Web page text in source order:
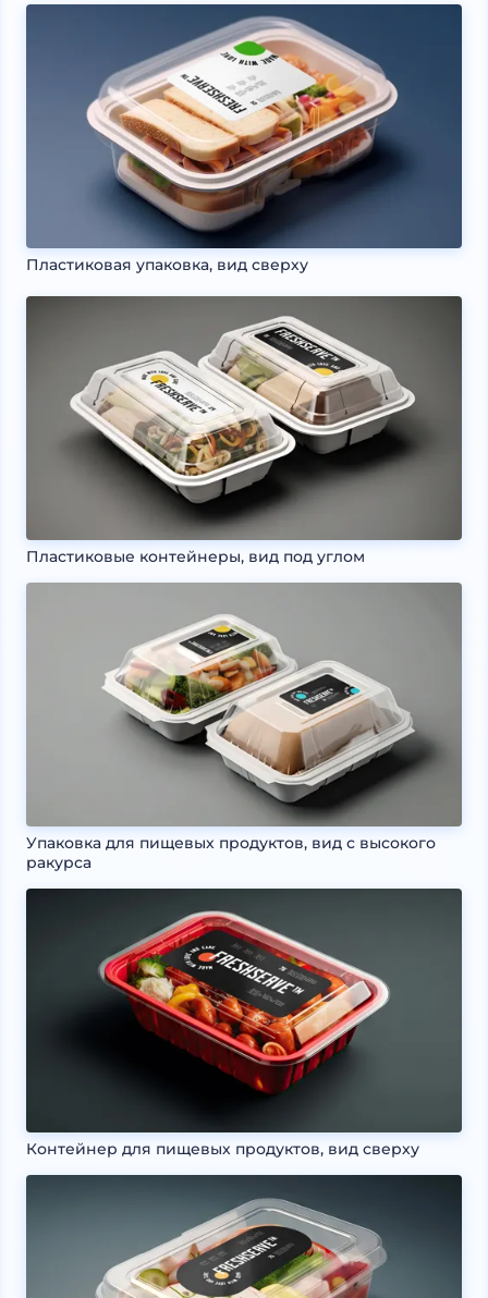
Пластиковая упаковка, вид сверху
Пластиковые контейнеры, вид под углом
Упаковка для пищевых продуктов, вид с высокого
ракурса
Контейнер для пищевых продуктов, вид сверху